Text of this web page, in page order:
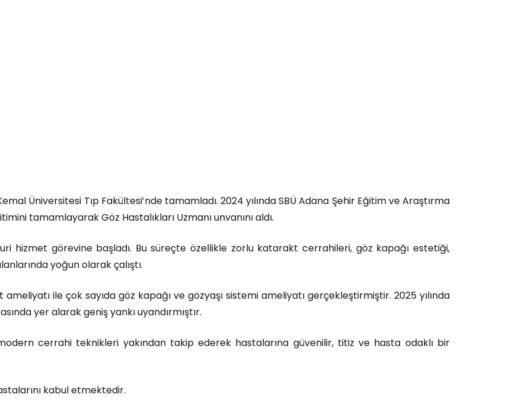
Üniversitesi Tıp Fakültesi’nde tamamladı. 2024 yılında SBÜ Adana Şehir Eğitim ve Araştırma
tamamlayarak Göz Hastalıkları Uzmanı unvanını aldı.
hizmet görevine başladı. Bu süreçte özellikle zorlu katarakt cerrahileri, göz kapağı estetiği,
yoğun olarak çalıştı.
ile çok sayıda göz kapağı ve gözyaşı sistemi ameliyatı gerçekleştirmiştir. 2025 yılında
yer alarak geniş yankı uyandırmıştır.
cerrahi teknikleri yakından takip ederek hastalarına güvenilir, titiz ve hasta odaklı bir
kabul etmektedir.